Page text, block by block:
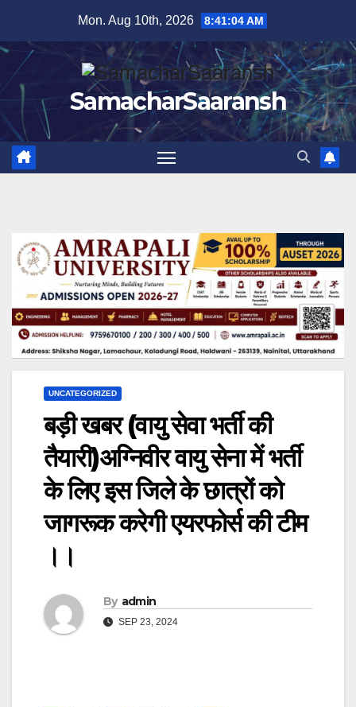
content
Mon. Aug 10th, 2026 8:41:05 AM
SamacharSaaransh
UNCATEGORIZED
बड़ी खबर (वायु सेवा भर्ती की
तैयारी)अग्निवीर वायु सेना में भर्ती
के लिए इस जिले के छात्रों को
जागरूक करेगी एयरफोर्स की टीम
।।
By admin
SEP 23, 2024